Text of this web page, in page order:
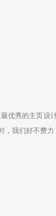
优秀的主页
我们好不费